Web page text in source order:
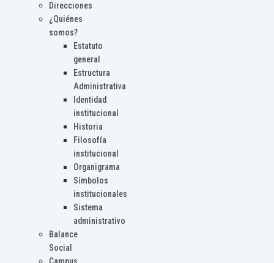
Direcciones
¿Quiénes
somos?
Estatuto
general
Estructura
Administrativa
Identidad
institucional
Historia
Filosofía
institucional
Organigrama
Símbolos
institucionales
Sistema
administrativo
Balance
Social